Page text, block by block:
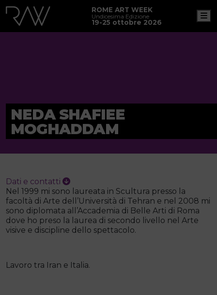
ROME ART WEEK
Undicesima Edizione
19-25 ottobre 2026
NEDA SHAFIEE
MOGHADDAM
Dati e contatti
Nel 1999 mi sono laureata in Scultura presso la
facoltà di Arte dell’Università di Tehran e nel 2008 mi
sono diplomata all’Accademia di Belle Arti di Roma
dove ho preso la laurea di secondo livello nel Arte
visive e discipline dello spettacolo.
Lavoro tra Iran e Italia.